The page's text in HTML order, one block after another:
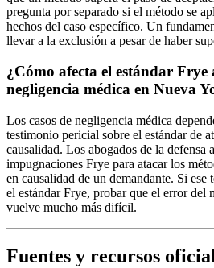
pregunta por separado si el método se
hechos del caso específico. Un
llevar a la exclusión a pesar de haber
¿Cómo afecta el estándar Frye
negligencia médica en Nueva
Los casos de negligencia médica
testimonio pericial sobre el estándar de
causalidad. Los abogados de la defensa
impugnaciones Frye para atacar los
en causalidad de un demandante. Si
el estándar Frye, probar que el error del
vuelve mucho más difícil.
Fuentes y recursos